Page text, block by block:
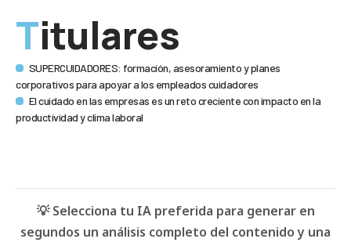
Titulares
SUPERCUIDADORES: formación, asesoramiento y planes
corporativos para apoyar a los empleados cuidadores
El cuidado en las empresas es un reto creciente con impacto en la
productividad y clima laboral
💡 Selecciona tu IA preferida para generar en
segundos un análisis completo del contenido y una